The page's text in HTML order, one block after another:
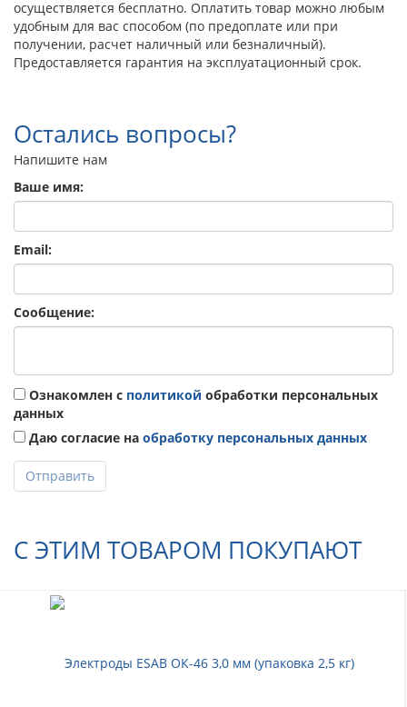
осуществляется бесплатно. Оплатить товар можно любым
удобным для вас способом (по предоплате или при
получении, расчет наличный или безналичный).
Предоставляется гарантия на эксплуатационный срок.
Остались вопросы?
Напишите нам
Ваше имя:
Email:
Сообщение:
Ознакомлен с политикой обработки персональных
данных
Даю согласие на обработку персональных данных
Отправить
С ЭТИМ ТОВАРОМ ПОКУПАЮТ